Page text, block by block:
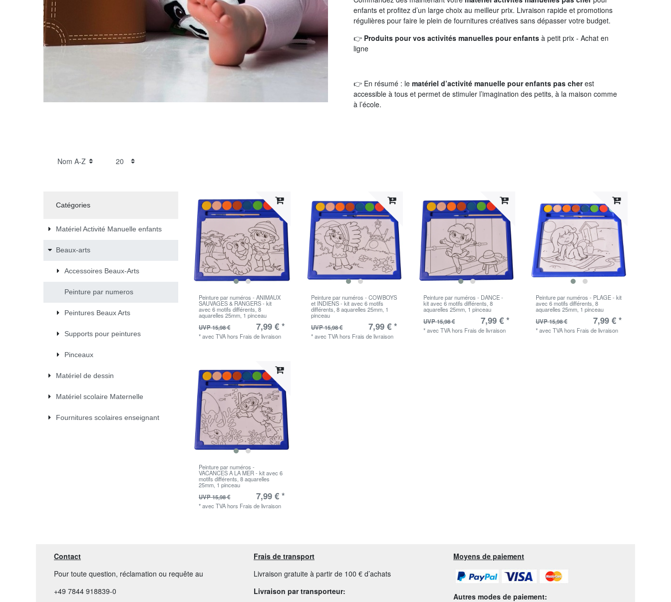
enfants et profitez d’un large choix au meilleur prix. Livraison rapide et promotions
régulières pour faire le plein de fournitures créatives sans dépasser votre budget.
👉 Produits pour vos activités manuelles pour enfants à petit prix - Achat en
ligne
👉 En résumé : le matériel d’activité manuelle pour enfants pas cherest
accessible à tous et permet de stimuler l’imagination des petits, à la maison comme
à l’école.
Catégories
Matériel Activité Manuelle enfants
Beaux-arts
Accessoires Beaux-Arts
Peinture par numeros
Peintures Beaux Arts
Supports pour peintures
Pinceaux
Matériel de dessin
Matériel scolaire Maternelle
Fournitures scolaires enseignant
Peinture par numéros - ANIMAUX
SAUVAGES & RANGERS - kit
avec 6 motifs différents, 8
aquarelles 25mm, 1 pinceau
UVP 15,98 €
7,99 € *
*avec TVAhors Frais de livraison
Peinture par numéros - COWBOYS
et INDIENS - kit avec 6 motifs
différents, 8 aquarelles 25mm, 1
pinceau
UVP 15,98 €
7,99 € *
*avec TVAhors Frais de livraison
Peinture par numéros - DANCE -
kit avec 6 motifs différents, 8
aquarelles 25mm, 1 pinceau
UVP 15,98 €
7,99 € *
*avec TVAhors Frais de livraison
Peinture par numéros - PLAGE - kit
avec 6 motifs différents, 8
aquarelles 25mm, 1 pinceau
UVP 15,98 €
7,99 € *
*avec TVAhors Frais de livraison
Peinture par numéros -
VACANCES A LA MER - kit avec 6
motifs différents, 8 aquarelles
25mm, 1 pinceau
UVP 15,98 €
7,99 € *
*avec TVAhors Frais de livraison
Contact
Pour toute question, réclamation ou requête au
+49 7844 918839-0
Frais de transport
Livraison gratuite à partir de 100 € d’achats
Livraison par transporteur:
Moyens de paiement
Autres modes de paiement: